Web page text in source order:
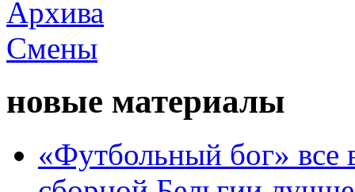
новые материалы
«Футбольный бог» все